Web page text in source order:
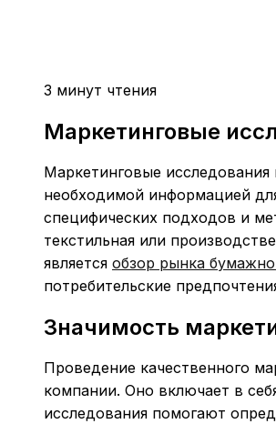
3 минут чтения
Маркетинговые
Маркетинговые
необходимой информацией
специфических подходов и
текстильная или
является обзор рынка
потребительские
Значимость
Проведение качественного
компании. Оно включает в
исследования помогают